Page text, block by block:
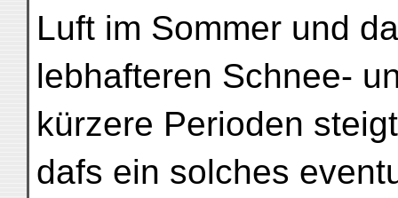
Luft im Sommer und
lebhafteren Schnee-
kürzere Perioden
dafs ein solches